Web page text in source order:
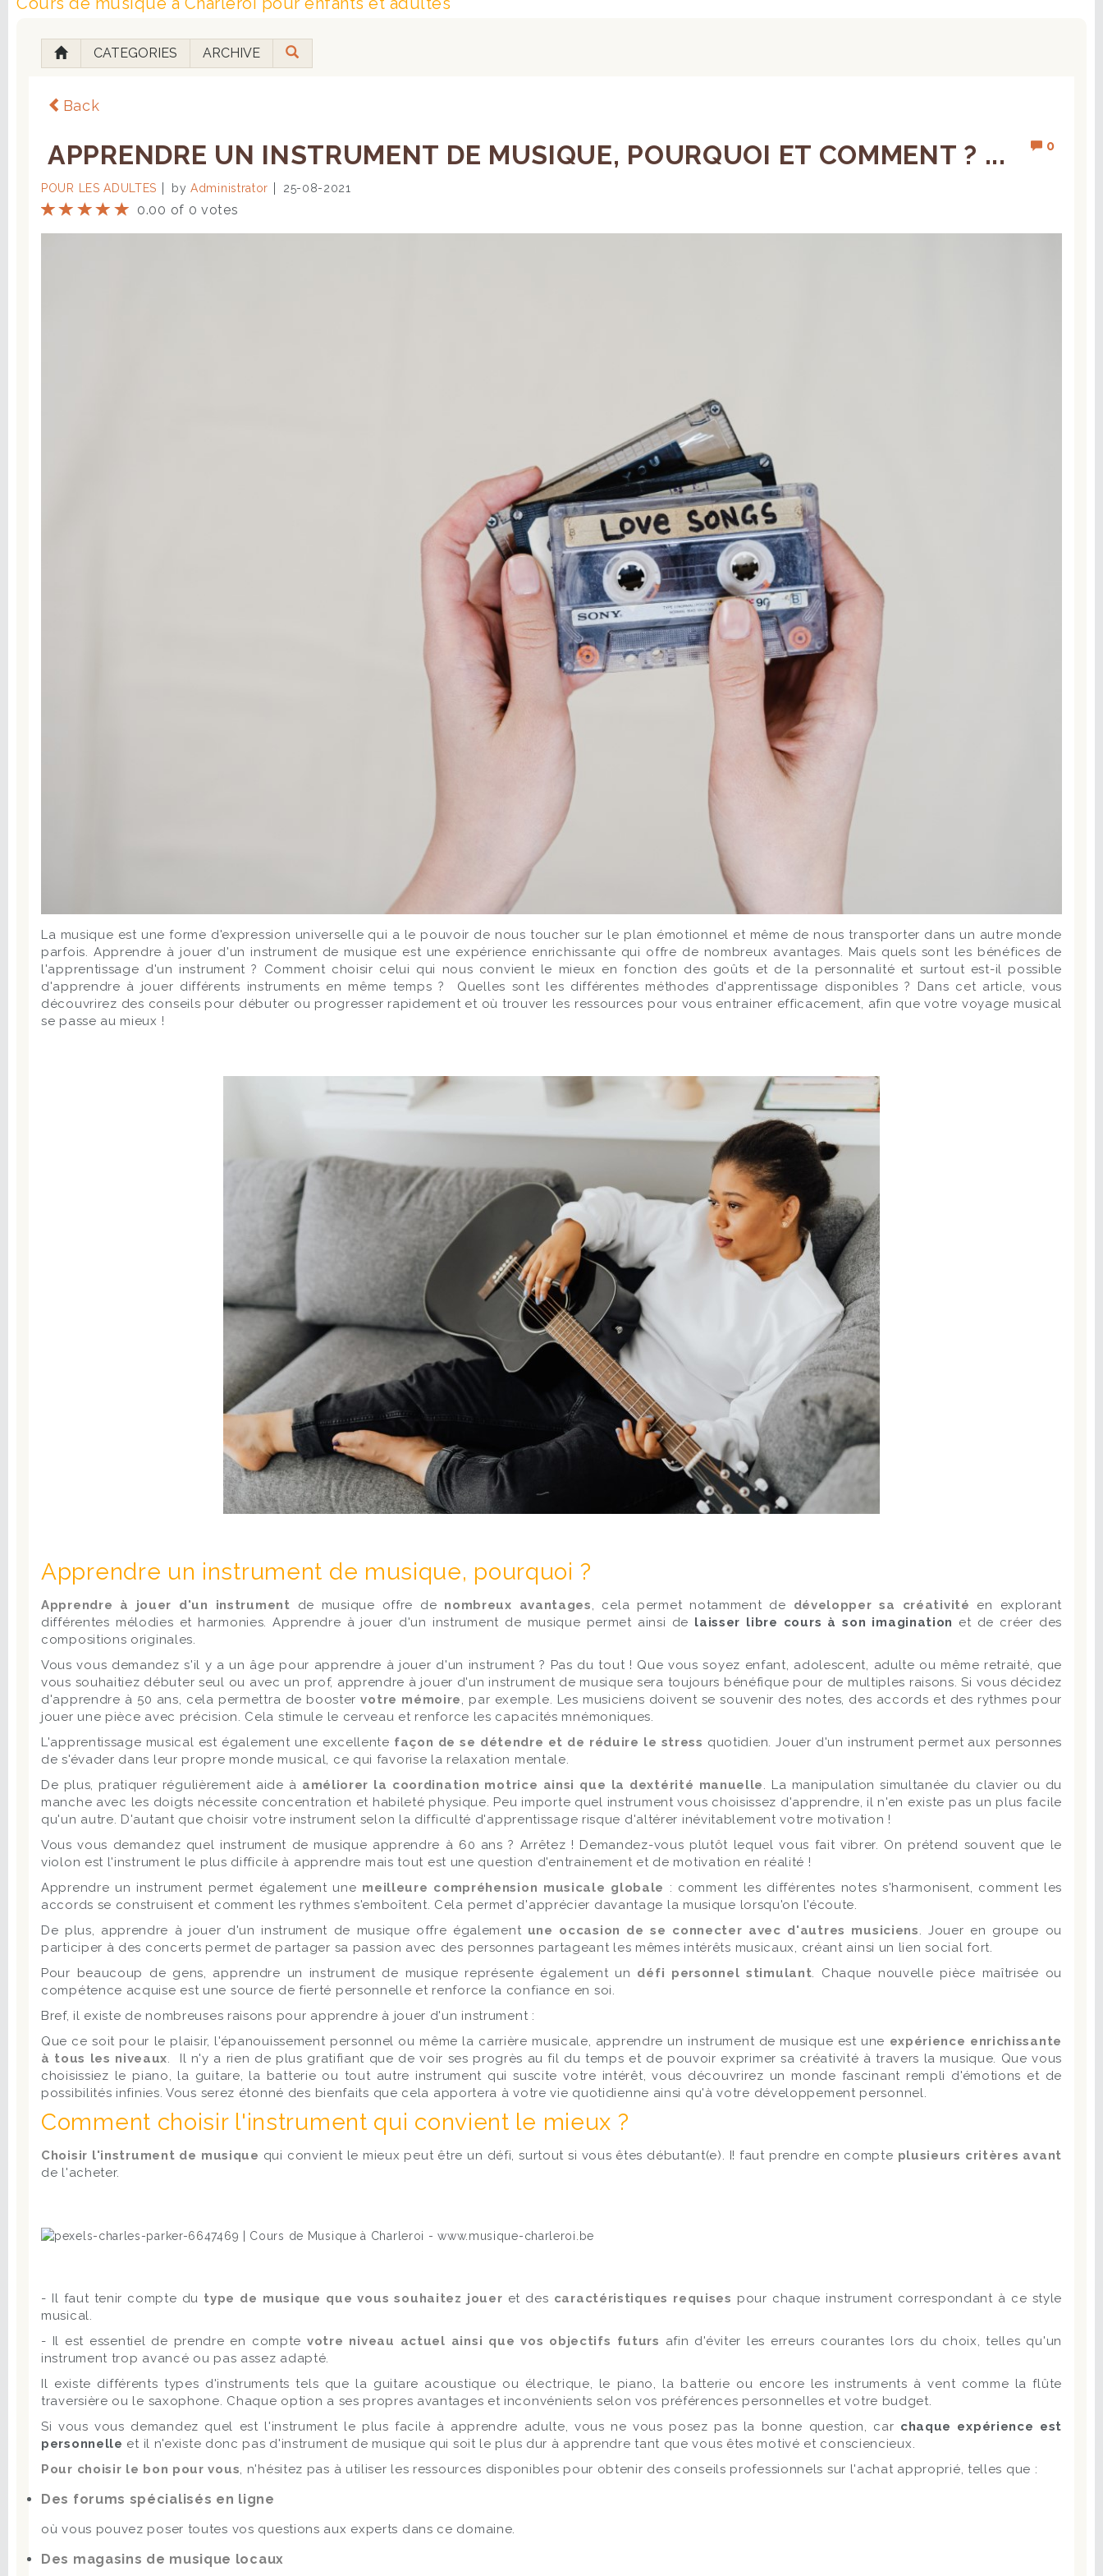
CATEGORIES ARCHIVE
Back
0
APPRENDRE UN INSTRUMENT DE MUSIQUE, POURQUOI ET COMMENT ? ...
POUR LES ADULTES byAdministrator 25-08-2021
0.00 of 0 votes
La musique est une forme d'expression universelle qui a le pouvoir de nous toucher sur le plan émotionnel et même de nous transporter dans un autre monde
parfois. Apprendre à jouer d'un instrument de musique est une expérience enrichissante qui offre de nombreux avantages. Mais quels sont les bénéfices de
l'apprentissage d'un instrument ? Comment choisir celui qui nous convient le mieux en fonction des goûts et de la personnalité et surtout est-il possible
d'apprendre à jouer différents instruments en même temps ? Quelles sont les différentes méthodes d'apprentissage disponibles ? Dans cet article, vous
découvrirez des conseils pour débuter ou progresser rapidement et où trouver les ressources pour vous entrainer efficacement, afin que votre voyage musical
se passe au mieux !
Apprendre un instrument de musique, pourquoi ?
Apprendre à jouer d'un instrument de musique offre de nombreux avantages, cela permet notamment de développer sa créativité en explorant
différentes mélodies et harmonies. Apprendre à jouer d'un instrument de musique permet ainsi de laisser libre cours à son imagination et de créer des
compositions originales.
Vous vous demandez s'il y a un âge pour apprendre à jouer d'un instrument ? Pas du tout ! Que vous soyez enfant, adolescent, adulte ou même retraité, que
vous souhaitiez débuter seul ou avec un prof, apprendre à jouer d'un instrument de musique sera toujours bénéfique pour de multiples raisons. Si vous décidez
d'apprendre à 50 ans, cela permettra de boostervotre mémoire, par exemple. Les musiciens doivent se souvenir des notes, des accords et des rythmes pour
jouer une pièce avec précision. Cela stimule le cerveau et renforce les capacités mnémoniques.
L'apprentissage musical est également une excellente façon de se détendre et de réduire le stress quotidien. Jouer d'un instrument permet aux personnes
de s'évader dans leur propre monde musical, ce qui favorise la relaxation mentale.
De plus, pratiquer régulièrement aide à améliorer la coordination motrice ainsi que la dextérité manuelle. La manipulation simultanée du clavier ou du
manche avec les doigts nécessite concentration et habileté physique. Peu importe quel instrument vous choisissez d'apprendre, il n'en existe pas un plus facile
qu'un autre. D'autant que choisir votre instrument selon la difficulté d'apprentissage risque d'altérer inévitablement votre motivation !
Vous vous demandez quel instrument de musique apprendre à 60 ans ? Arrêtez ! Demandez-vous plutôt lequel vous fait vibrer. On prétend souvent que le
violon est l'instrument le plus difficile à apprendre mais tout est une question d'entrainement et de motivation en réalité !
Apprendre un instrument permet également une meilleure compréhension musicale globale : comment les différentes notes s'harmonisent, comment les
accords se construisent et comment les rythmes s'emboîtent. Cela permet d'apprécier davantage la musique lorsqu'on l'écoute.
De plus, apprendre à jouer d'un instrument de musique offre également une occasion de se connecter avec d'autres musiciens. Jouer en groupe ou
participer à des concerts permet de partager sa passion avec des personnes partageant les mêmes intérêts musicaux, créant ainsi un lien social fort.
Pour beaucoup de gens, apprendre un instrument de musique représente également un défi personnel stimulant. Chaque nouvelle pièce maîtrisée ou
compétence acquise est une source de fierté personnelle et renforce la confiance en soi.
Bref, il existe de nombreuses raisons pour apprendre à jouer d'un instrument :
Que ce soit pour le plaisir, l'épanouissement personnel ou même la carrière musicale, apprendre un instrument de musique est une expérience enrichissante
à tous les niveaux. Il n'y a rien de plus gratifiant que de voir ses progrès au fil du temps et de pouvoir exprimer sa créativité à travers la musique. Que vous
choisissiez le piano, la guitare, la batterie ou tout autre instrument qui suscite votre intérêt, vous découvrirez un monde fascinant rempli d'émotions et de
possibilités infinies. Vous serez étonné des bienfaits que cela apportera à votre vie quotidienne ainsi qu'à votre développement personnel.
Comment choisir l'instrument qui convient le mieux ?
Choisir l'instrument de musique qui convient le mieux peut être un défi, surtout si vous êtes débutant(e). I! faut prendre en compte plusieurs critères avant
de l'acheter.
- Il faut tenir compte du type de musique que vous souhaitez jouer et des caractéristiques requises pour chaque instrument correspondant à ce style
musical.
- Il est essentiel de prendre en compte votre niveau actuel ainsi que vos objectifs futurs afin d'éviter les erreurs courantes lors du choix, telles qu'un
instrument trop avancé ou pas assez adapté.
Il existe différents types d'instruments tels que la guitare acoustique ou électrique, le piano, la batterie ou encore les instruments à vent comme la flûte
traversière ou le saxophone. Chaque option a ses propres avantages et inconvénients selon vos préférences personnelles et votre budget.
Si vous vous demandez quel est l'instrument le plus facile à apprendre adulte, vous ne vous posez pas la bonne question, car chaque expérience est
personnelle et il n'existe donc pas d'instrument de musique qui soit le plus dur à apprendre tant que vous êtes motivé et consciencieux.
Pour choisir le bon pour vous, n'hésitez pas à utiliser les ressources disponibles pour obtenir des conseils professionnels sur l'achat approprié, telles que :
Des forums spécialisés en ligne
où vous pouvez poser toutes vos questions aux experts dans ce domaine.
Des magasins de musique locaux